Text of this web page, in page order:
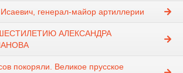
генерал-майор артиллерии
АЛЕКСАНДРА
покоряли. Великое прусское